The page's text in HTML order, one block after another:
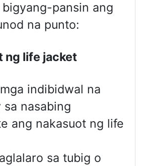
pansin ang
na punto:
ng life jacket
indibidwal na
sa nasabing
ang nakasuot ng life
sa tubig o